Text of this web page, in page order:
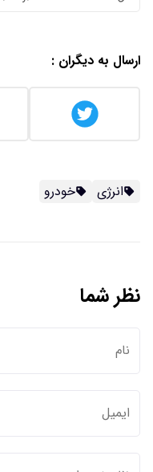
ارسال به دیگران :
انرژی خودرو
نظر شما